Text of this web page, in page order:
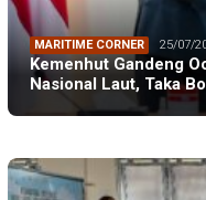
MARITIME CORNER 25/07/
Kemenhut Gandeng
Nasional Laut, Taka